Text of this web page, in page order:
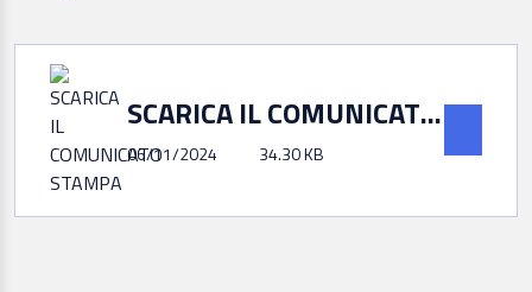
SCARICA IL COMUNICATO STAMPA
06/11/2024 34.30 KB